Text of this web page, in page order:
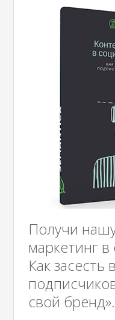
Получи
маркетинг
Как засесть
свой бренд».